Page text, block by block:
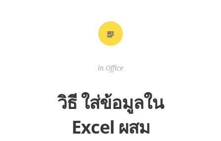
in Office
วิธี ใส่ข้อมูลใน
Excel ผสม